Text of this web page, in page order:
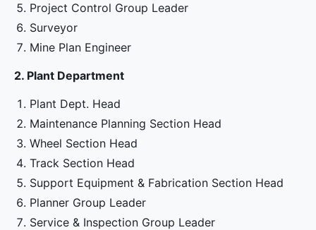
Project Control Group Leader
Surveyor
Mine Plan Engineer
2. Plant Department
Plant Dept. Head
Maintenance Planning Section Head
Wheel Section Head
Track Section Head
Support Equipment & Fabrication Section Head
Planner Group Leader
Service & Inspection Group Leader